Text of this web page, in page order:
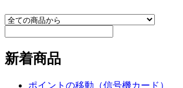
新着商品
ポイントの移動（信号機カード）